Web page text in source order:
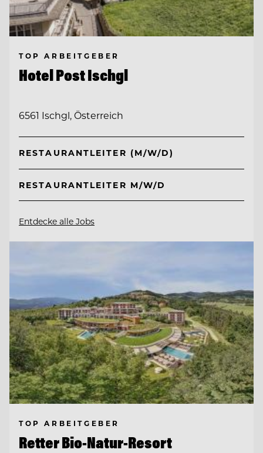
TOP ARBEITGEBER
Hotel Post Ischgl
6561 Ischgl, Österreich
RESTAURANTLEITER (M/W/D)
RESTAURANTLEITER M/W/D
Entdecke alle Jobs
TOP ARBEITGEBER
Retter Bio-Natur-Resort